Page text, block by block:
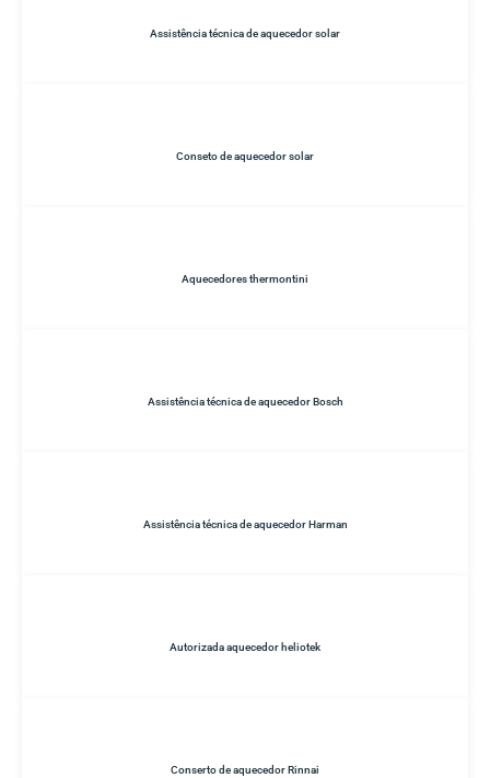
Assistência técnica de aquecedor solar
Conseto de aquecedor solar
Aquecedores thermontini
Assistência técnica de aquecedor Bosch
Assistência técnica de aquecedor Harman
Autorizada aquecedor heliotek
Conserto de aquecedor Rinnai